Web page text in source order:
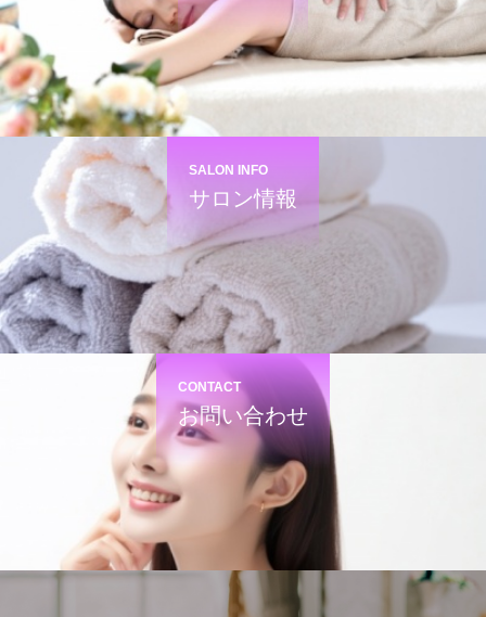
SALON INFO
サロン情報
CONTACT
お問い合わせ